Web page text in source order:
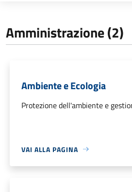
Amministrazione (2)
Ambiente e Ecologia
Protezione dell'ambiente e
VAI ALLA PAGINA